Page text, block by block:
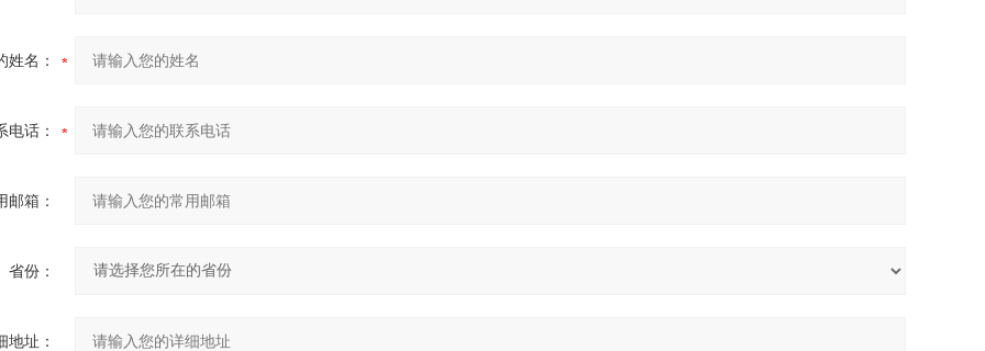
姓名：
电话：
邮箱：
省份：
地址：